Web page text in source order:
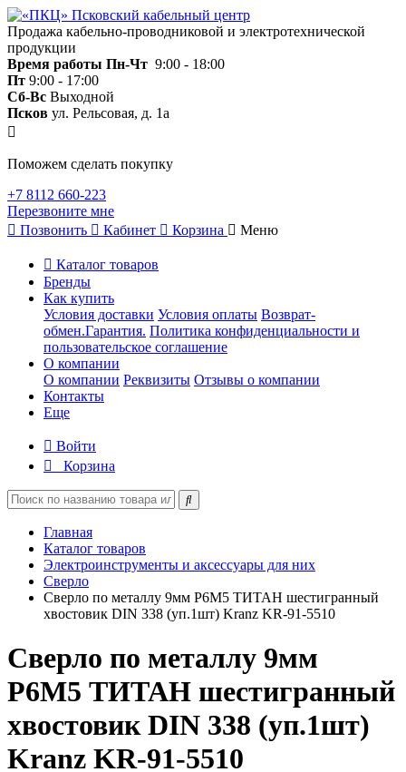
Продажа кабельно-проводниковой и электротехнической
продукции
Время работы Пн-Чт 9:00 - 18:00
Пт 9:00 - 17:00
Сб-Вс Выходной
Псков ул. Рельсовая, д. 1а
Поможем сделать покупку
+7 8112 660-223
Перезвоните мне
Позвонить
Кабинет Корзина Меню
Каталог товаров
Бренды
Как купить
Условия доставки Условия оплаты Возврат-
обмен.Гарантия. Политика конфиденциальности и
пользовательское соглашение
О компании
О компании Реквизиты Отзывы о компании
Контакты
Еще
Войти
Корзина
Главная
Каталог товаров
Электроинструменты и аксессуары для них
Сверло
Сверло по металлу 9мм Р6М5 ТИТАН шестигранный
хвостовик DIN 338 (уп.1шт) Kranz KR-91-5510
Сверло по металлу 9мм
Р6М5 ТИТАН шестигранный
хвостовик DIN 338 (уп.1шт)
Kranz KR-91-5510